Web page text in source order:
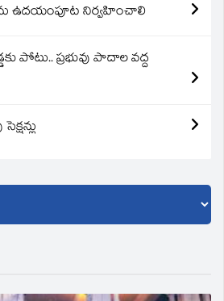
ఉదయంపూట నిర్వహించాలి
పోటు.. ప్రభువు పాదాల వద్ద